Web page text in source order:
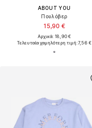
ABOUT YOU
Πουλόβερ
15,90 €
Αρχικά: 18,90 €
Τελευταία χαμηλότερη τιμή:7,56 €